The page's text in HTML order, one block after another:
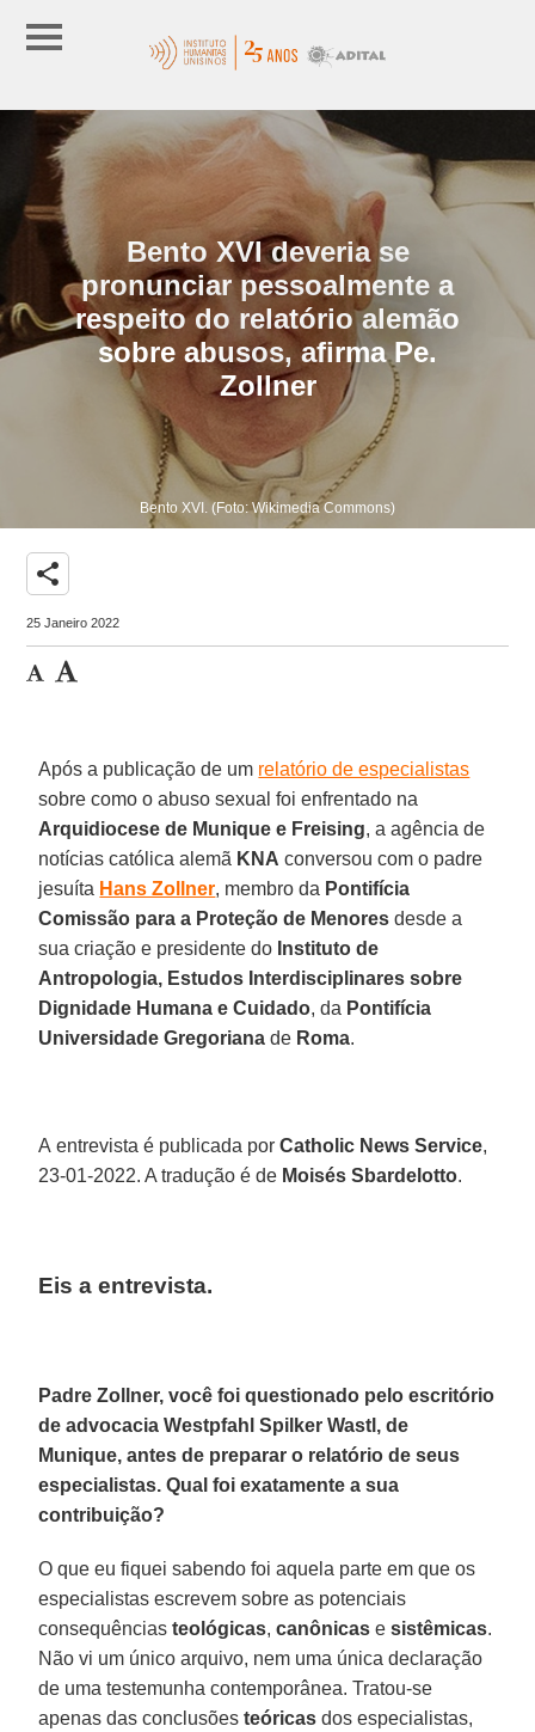
Bento XVI deveria se
pronunciar pessoalmente a
respeito do relatório alemão
sobre abusos, afirma Pe.
Zollner
Bento XVI. (Foto: Wikimedia Commons)
share
25 Janeiro 2022
Após a publicação de um relatório de especialistas
sobre como o abuso sexual foi enfrentado na
Arquidiocese de Munique e Freising, a agência de
notícias católica alemã KNA conversou com o padre
jesuíta Hans Zollner, membro da Pontifícia
Comissão para a Proteção de Menores desde a
sua criação e presidente do Instituto de
Antropologia, Estudos Interdisciplinares sobre
Dignidade Humana e Cuidado, da Pontifícia
Universidade Gregoriana de Roma.
A entrevista é publicada porCatholic News Service,
23-01-2022. A tradução é de Moisés Sbardelotto.
Eis a entrevista.
Padre Zollner, você foi questionado pelo escritório
de advocacia Westpfahl Spilker Wastl, de
Munique, antes de preparar o relatório de seus
especialistas. Qual foi exatamente a sua
contribuição?
O que eu fiquei sabendo foi aquela parte em que os
especialistas escrevem sobre as potenciais
consequênciasteológicas,canônicas esistêmicas.
Não vi um único arquivo, nem uma única declaração
de uma testemunha contemporânea. Tratou-se
apenas das conclusõesteóricas dos especialistas,